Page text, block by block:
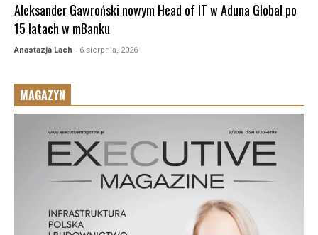
Aleksander Gawroński nowym Head of IT w Aduna Global po
15 latach w mBanku
Anastazja Lach - 6 sierpnia, 2026
MAGAZYN